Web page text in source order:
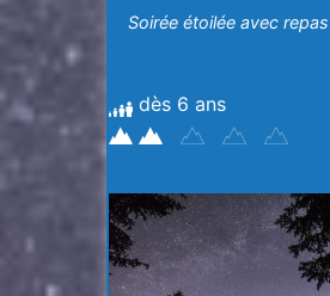
Soirée étoilée avec
dès 6 ans